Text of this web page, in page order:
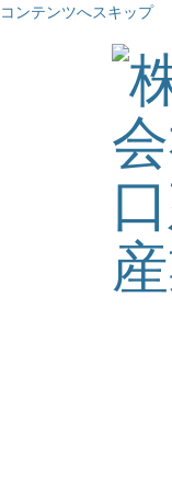
コンテンツへスキップ